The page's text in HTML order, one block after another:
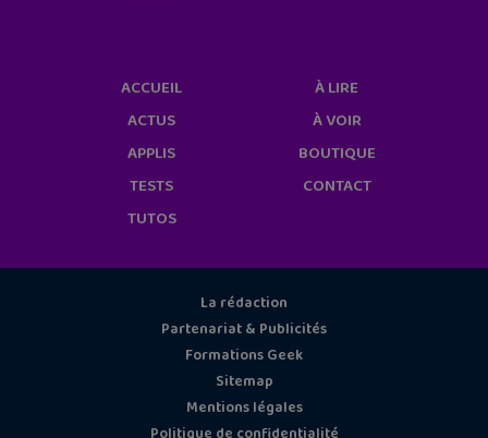
ACCUEIL
ACTUS
APPLIS
TESTS
TUTOS
À LIRE
À VOIR
BOUTIQUE
CONTACT
La rédaction
Partenariat & Publicités
Formations Geek
Sitemap
Mentions légales